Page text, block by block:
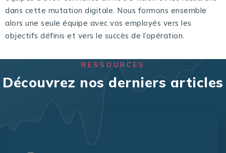
dans cette mutation digitale. Nous formons ensemble
alors une seule équipe avec vos employés vers les
objectifs définis et vers le succès de l’opération.
RESSOURCES
Découvrez nos derniers articles